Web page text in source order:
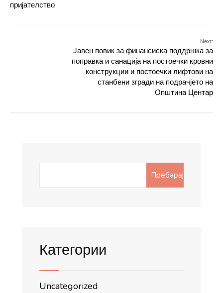
пријателство
Next:
Јавен повик за финансиска поддршка за
поправка и санација на постоечки кровни
конструкции и постоечки лифтови на
станбени згради на подрачјето на
Општина Центар
Пребарај
Категории
Uncategorized